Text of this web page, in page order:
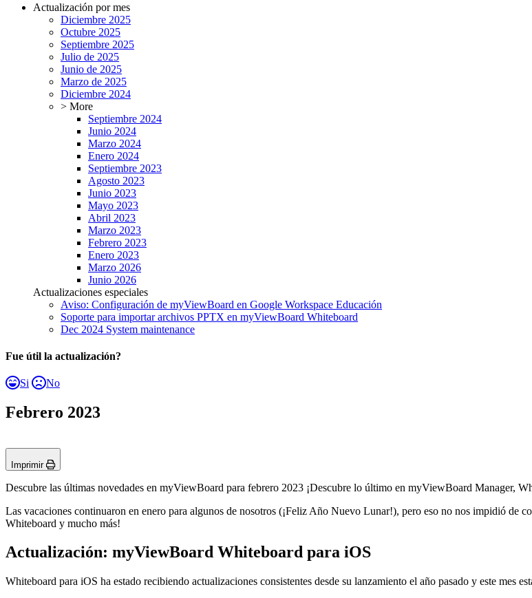
Actualización por mes
Diciembre 2025
Octubre 2025
Septiembre 2025
Julio de 2025
Junio de 2025
Marzo de 2025
Diciembre 2024
> More
Septiembre 2024
Junio 2024
Marzo 2024
Enero 2024
Septiembre 2023
Agosto 2023
Junio 2023
Mayo 2023
Abril 2023
Marzo 2023
Febrero 2023
Enero 2023
Marzo 2026
Junio 2026
Actualizaciones especiales
Aviso: Configuración de myViewBoard en Google Workspace Educación
Soporte para importar archivos PPTX en myViewBoard Whiteboard
Dec 2024 System maintenance
Fue útil la actualización?
Si No
Febrero 2023
Imprimir
Descubre las últimas novedades en myViewBoard para febrero 2023 ¡Descubre lo último en myViewBoard Manager,
Las vacaciones continuaron en enero para algunos de nosotros (¡Feliz Año Nuevo Lunar!), pero eso no nos impidió de
Whiteboard y mucho más!
Actualización: myViewBoard Whiteboard para iOS
Whiteboard para iOS ha estado recibiendo actualizaciones consistentes desde su lanzamiento el año pasado y este mes